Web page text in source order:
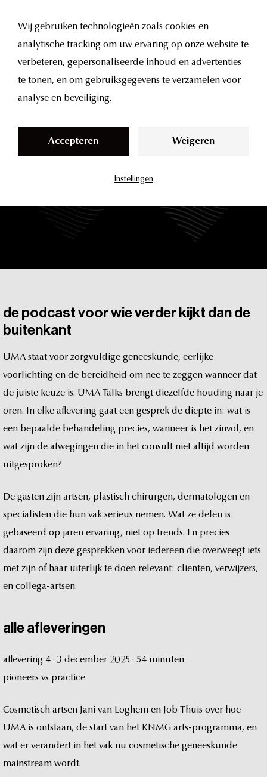
n
UMATalks
werkt, wat niet, en wat er echt
In elke aflevering artsen het gesprek
Geen hype,
de podcast voor wieverder kijkt dan de
buitenkant
UMA staat voor zorgvuldige geneeskunde, eerlijke
voorlichting en de bereidheid om nee te zeggen wanneer dat
de juiste keuze is. UMA Talks brengt diezelfde houding naar je
oren.
In elke aflevering gaat een gesprek de diepte in: wat is
een bepaalde behandeling precies, wanneer is het zinvol, en
wat zijn de afwegingen die in het consult niet altijd worden
uitgesproken?
De gasten zijn artsen, plastisch chirurgen, dermatologen en
specialisten die hun vak serieus nemen. Wat ze delen is
gebaseerd op jaren ervaring, niet op trends. En precies
daarom zijn deze gesprekken voor iedereen die overweegt iets
met zijn of haar uiterlijk te doen relevant: clienten, verwijzers,
en collega-artsen.
alle afleveringen
aflevering 4 · 3 december 2025 · 54 minuten
pioneers vs practice
Cosmetisch artsen Jani van Loghem en Job Thuis over hoe
UMA is ontstaan, de start van het KNMG arts-programma, en
wat er verandert in het vak nu cosmetische geneeskunde
mainstream wordt.
Wij gebruiken technologieën zoals cookies en
analytische tracking om uw ervaring op onze website te
verbeteren, gepersonaliseerde inhoud en advertenties
te tonen, en om gebruiksgegevens te verzamelen voor
analyse en beveiliging.
Accepteren Weigeren
Instellingen